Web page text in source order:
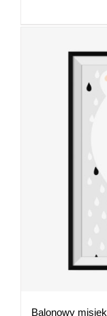
Balonowy misiek